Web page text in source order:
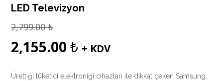
LED Televizyon
2,799.00₺
2,155.00₺ + KDV
Ürettiği tüketici elektroniği cihazları ile dikkat çeken Samsung,